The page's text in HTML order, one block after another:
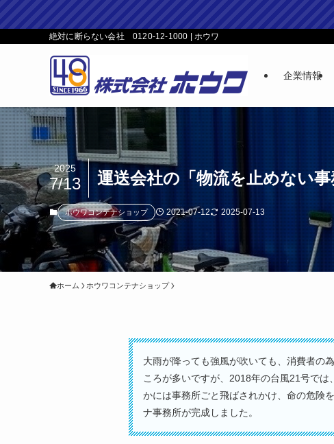
絶対に断らない会社 0120-12-1000 | ホウワ
企業情報
運送会社の「物流を止めない
2025
7/13
ホウワコンテナショップ 2021-07-12 2025-07-13
ホーム ホウワコンテナショップ
大雨が降っても強風が吹いても、消費者の
ころが多いですが、 2018年の台風21号では
かには事務所ごと飛ばされかけ、命の危険
ナ事務所が完成しました。